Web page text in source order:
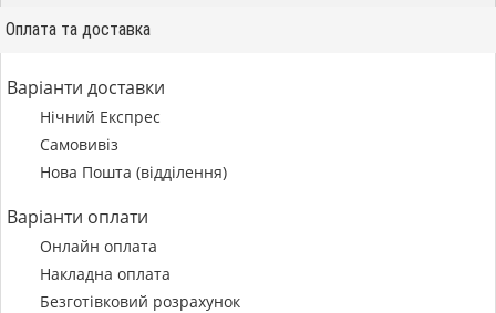
Оплата та доставка
Варіанти доставки
Нічний Експрес
Самовивіз
Нова Пошта (відділення)
Варіанти оплати
Онлайн оплата
Накладна оплата
Безготівковий розрахунок